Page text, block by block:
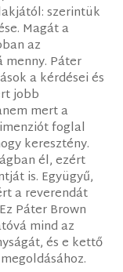
szerintük
Magát a
az
Páter
a kérdései és
jobb
mert a
foglal
keresztény.
él, ezért
is. Együgyű,
a reverendát
Páter Brown
mind az
és e kettő